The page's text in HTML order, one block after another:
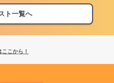
ト一覧へ
こから！
上半期編発表！
こから！